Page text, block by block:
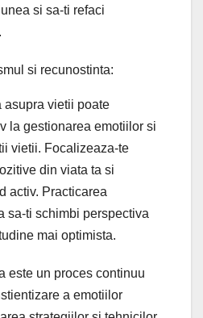
si sa-ti refaci
si recunostinta:
asupra vietii poate
la gestionarea emotiilor si
vietii. Focalizeaza-te
din viata ta si
activ. Practicarea
sa-ti schimbi perspectiva
mai optimista.
este un proces continuu
a emotiilor